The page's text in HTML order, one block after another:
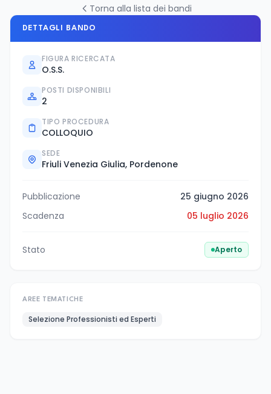
Torna alla lista dei bandi
DETTAGLI BANDO
FIGURA RICERCATA
O.S.S.
POSTI DISPONIBILI
2
TIPO PROCEDURA
COLLOQUIO
SEDE
Friuli Venezia Giulia, Pordenone
Pubblicazione
25 giugno 2026
Scadenza
05 luglio 2026
Stato Aperto
AREE TEMATICHE
Selezione Professionisti ed Esperti